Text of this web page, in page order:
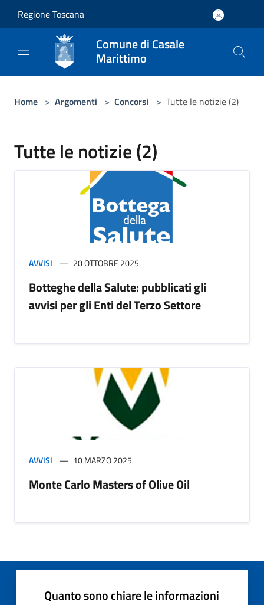
Regione Toscana
Comune di Casale
Marittimo
Home > Argomenti > Concorsi > Tutte le notizie (2)
Tutte le notizie (2)
AVVISI 20 OTTOBRE 2025
Botteghe della Salute: pubblicati gli
avvisi per gli Enti del Terzo Settore
AVVISI 10 MARZO 2025
Monte Carlo Masters of Olive Oil
Quanto sono chiare le informazioni